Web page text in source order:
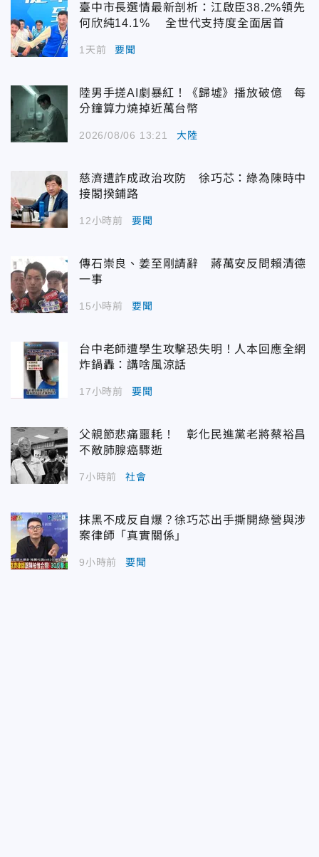
臺中市長選情最新剖析：江啟臣38.2%領先
何欣純14.1% 全世代支持度全面居首
1天前 要聞
陸男手搓AI劇暴紅！《歸墟》播放破億 每
分鐘算力燒掉近萬台幣
2026/08/06 13:21 大陸
慈濟遭詐成政治攻防 徐巧芯：綠為陳時中
接閣揆鋪路
12小時前 要聞
傳石崇良、姜至剛請辭 蔣萬安反問賴清德
一事
15小時前 要聞
台中老師遭學生攻擊恐失明！人本回應全網
炸鍋轟：講啥風涼話
17小時前 要聞
父親節悲痛噩耗！ 彰化民進黨老將蔡裕昌
不敵肺腺癌驟逝
7小時前 社會
抹黑不成反自爆？徐巧芯出手撕開綠營與涉
案律師「真實關係」
9小時前 要聞